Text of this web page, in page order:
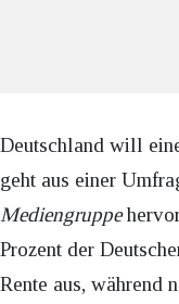
Deutschland will
geht aus einer
Mediengruppe
Prozent der
Rente aus, während